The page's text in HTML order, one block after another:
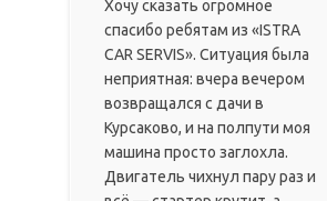
Хочу сказать огромное
спасибо ребятам из «ISTRA
CAR SERVIS». Ситуация была
неприятная: вчера вечером
возвращался с дачи в
Курсаково, и на полпути моя
машина просто заглохла.
Двигатель чихнул пару раз и